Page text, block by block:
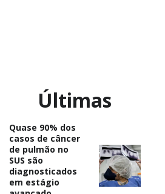
Últimas
Quase 90% dos
casos de câncer
de pulmão no
SUS são
diagnosticados
em estágio